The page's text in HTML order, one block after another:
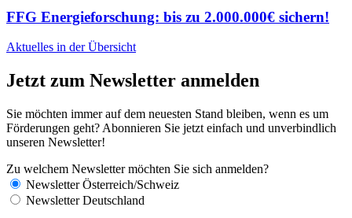
FFG Energieforschung: bis zu 2.000.000€ sichern!
Aktuelles in der Übersicht
Jetzt zum Newsletter anmelden
Sie möchten immer auf dem neuesten Stand bleiben, wenn es um
Förderungen geht? Abonnieren Sie jetzt einfach und unverbindlich
unseren Newsletter!
Zu welchem Newsletter möchten Sie sich anmelden?
Newsletter Österreich/Schweiz
Newsletter Deutschland